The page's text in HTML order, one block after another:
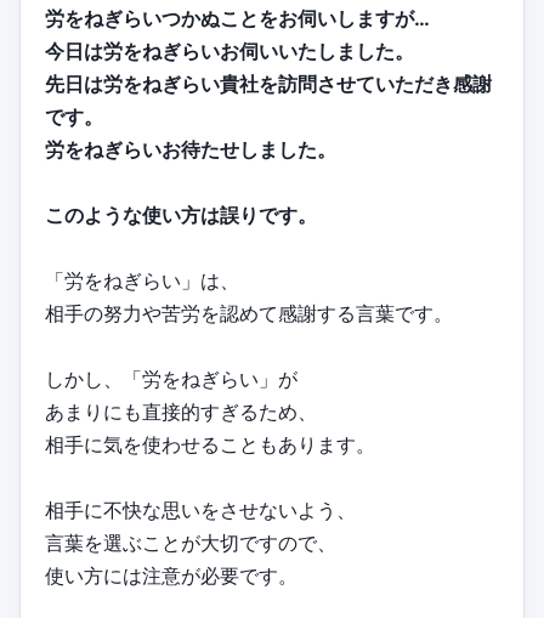
労をねぎらいつかぬことをお伺いしますが…
今日は労をねぎらいお伺いいたしました。
先日は労をねぎらい貴社を訪問させていただき感謝
です。
労をねぎらいお待たせしました。
このような使い方は誤りです。
「労をねぎらい」は、
相手の努力や苦労を認めて感謝する言葉です。
しかし、「労をねぎらい」が
あまりにも直接的すぎるため、
相手に気を使わせることもあります。
相手に不快な思いをさせないよう、
言葉を選ぶことが大切ですので、
使い方には注意が必要です。